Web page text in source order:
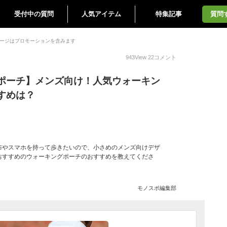
受付中の質問 人気アイテム 特集記事 質問
ジはプロモーションを含みます
943View 22コメント
ーチ】メンズ向け！人気ウォーキン
めは？
スマホを持って歩きたいので、小さめのメンズ向けデザ
すめのウォーキングポーチのおすすめを教えてくださ
モノスポ編集部